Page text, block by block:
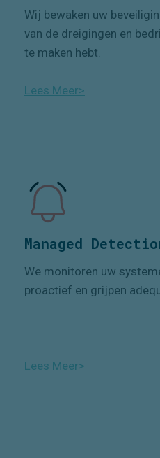
Wij bewaken uw
van de dreigingen en
te maken hebt.
Lees Meer>
Managed
We monitoren uw
proactief en grijpen
Lees Meer>